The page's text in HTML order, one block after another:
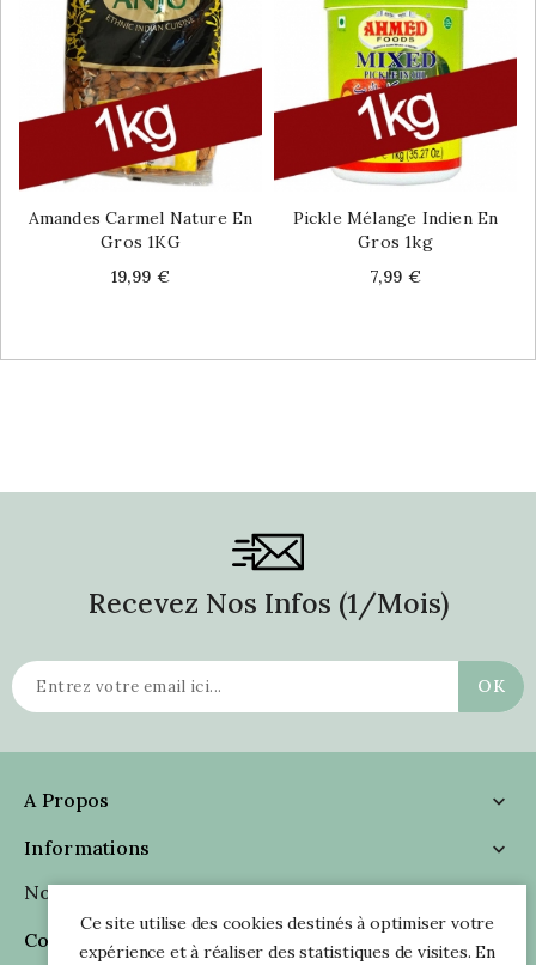
Amandes Carmel Nature En
Gros 1KG
Price
19,99 €
Pickle Mélange Indien En
Gros 1kg
Price
7,99 €
Recevez Nos Infos (1/mois)
A Propos

Informations

Nous Suivre

Coordonnées
Ce site utilise des cookies destinés à optimiser votre
expérience et à réaliser des statistiques de visites. En